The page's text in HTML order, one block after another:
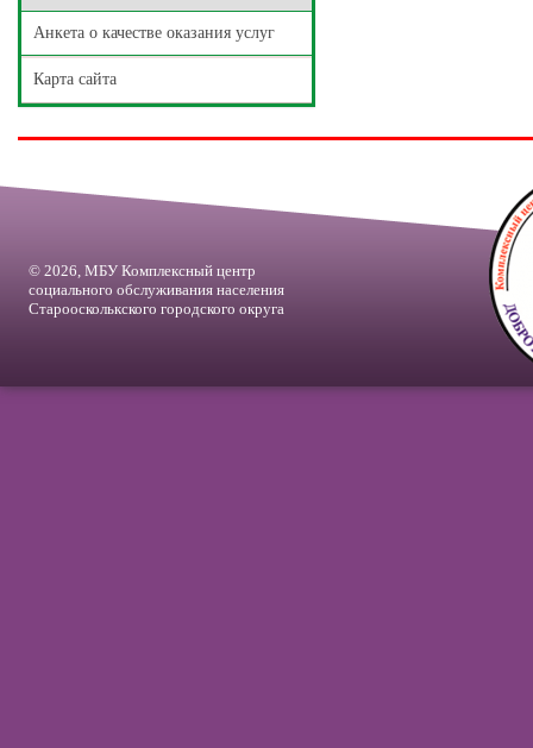
Анкета о качестве оказания услуг
Карта сайта
© 2026, МБУ Комплексный центр
социального обслуживания населения
Староосколькского городского округа